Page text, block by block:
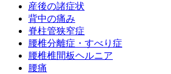
産後の諸症状
背中の痛み
脊柱管狭窄症
腰椎分離症・すべり症
腰椎椎間板ヘルニア
腰痛